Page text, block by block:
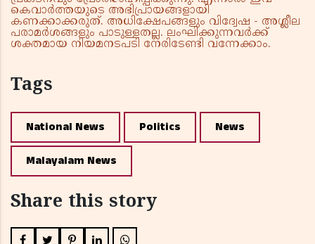
കെവാർത്തയുടെ അഭിപ്രായങ്ങളായി
കണക്കാക്കരുത്. അധിക്ഷേപങ്ങളും വിദ്വേഷ - അശ്ലീല
പരാമർശങ്ങളും പാടുള്ളതല്ല. ലംഘിക്കുന്നവർക്ക്
ശക്തമായ നിയമനടപടി നേരിടേണ്ടി വന്നേക്കാം.
Tags
National News Politics News
Malayalam News
Share this story